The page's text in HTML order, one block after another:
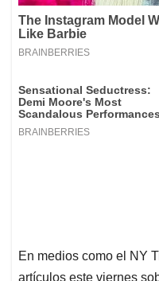
En medios como el NY
artículos este viernes